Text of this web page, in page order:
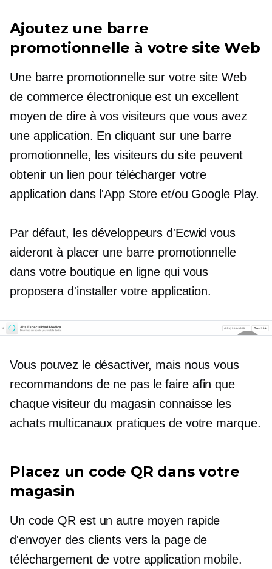
Ajoutez une barre
promotionnelle à votre site Web
Une barre promotionnelle sur votre site Web
de commerce électronique est un excellent
moyen de dire à vos visiteurs que vous avez
une application. En cliquant sur une barre
promotionnelle, les visiteurs du site peuvent
obtenir un lien pour télécharger votre
application dans l'App Store et/ou Google Play.
Par défaut, les développeurs d'Ecwid vous
aideront à placer une barre promotionnelle
dans votre boutique en ligne qui vous
proposera d'installer votre application.
Vous pouvez le désactiver, mais nous vous
recommandons de ne pas le faire afin que
chaque visiteur du magasin connaisse les
achats multicanaux pratiques de votre marque.
Placez un code QR dans votre
magasin
Un code QR est un autre moyen rapide
d'envoyer des clients vers la page de
téléchargement de votre application mobile.